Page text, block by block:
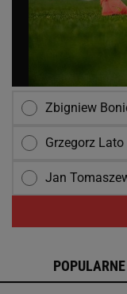
Zbigniew
Grzegorz Lato
Jan
POPULARNE